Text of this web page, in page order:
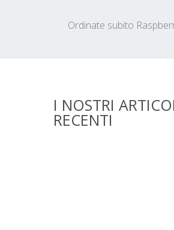
Ordinate subito
I NOSTRI
RECENTI